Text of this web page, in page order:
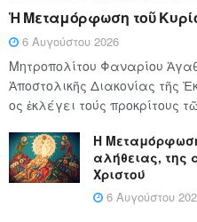
Ἡ Μεταμόρφωση τοῦ
6 Αυγούστου 2026
Μητροπολίτου Φαναρίου
Ἀποστολικῆς Διακονίας τῆς
ος ἐκλέγει τούς προ­κρί­τους
Η
αλήθειας, της
Χριστού
6 Αυγούστου